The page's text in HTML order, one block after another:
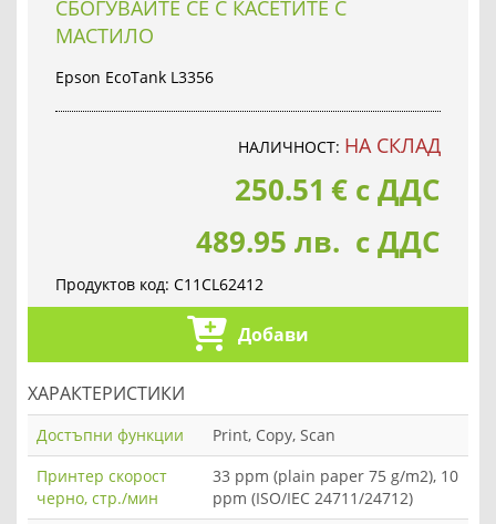
СБОГУВАЙТЕ СЕ С КАСЕТИТЕ С
МАСТИЛО
Epson EcoTank L3356
НАЛИЧНОСТ: НА СКЛАД
250.51 € с ДДС
489.95 лв. с ДДС
Продуктов код: C11CL62412
Добави
ХАРАКТЕРИСТИКИ
Достъпни функции
Print, Copy, Scan
Принтер скорост
черно, стр./мин
33 ppm (plain paper 75 g/m2), 10
ppm (ISO/IEC 24711/24712)